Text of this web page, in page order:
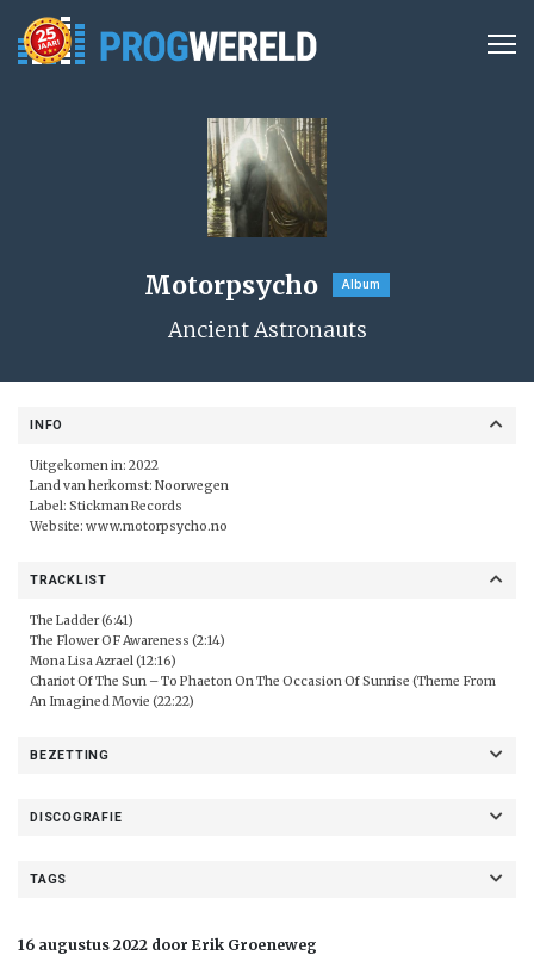
Motorpsycho Album
Ancient Astronauts
INFO
Uitgekomen in: 2022
Land van herkomst: Noorwegen
Label: Stickman Records
Website: www.motorpsycho.no
TRACKLIST
The Ladder (6:41)
The Flower OF Awareness (2:14)
Mona Lisa Azrael (12:16)
Chariot Of The Sun – To Phaeton On The Occasion Of Sunrise (Theme From
An Imagined Movie (22:22)
BEZETTING
DISCOGRAFIE
TAGS
16 augustus 2022 door Erik Groeneweg